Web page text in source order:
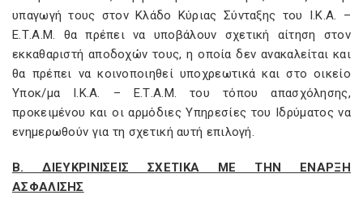
υπαγωγή τους στον Κλάδο Κύριας Σύνταξης του Ι.Κ.Α. –
Ε.Τ.A.M. θα πρέπει να υποβάλουν σχετική αίτηση στον
εκκαθαριστή αποδοχών τους, η οποία δεν ανακαλείται και
θα πρέπει να κοινοποιηθεί υποχρεωτικά και στο οικείο
Υποκ/μα Ι.Κ.Α. – Ε.Τ.A.M. του τόπου απασχόλησης,
προκειμένου και οι αρμόδιες Υπηρεσίες του Ιδρύματος να
ενημερωθούν για τη σχετική αυτή επιλογή.
Β. ΔΙΕΥΚΡΙΝΙΣΕΙΣ ΣΧΕΤΙΚΑ ΜΕ ΤΗΝ ΕΝΑΡΞΗ
ΑΣΦΑΛΙΣΗΣ